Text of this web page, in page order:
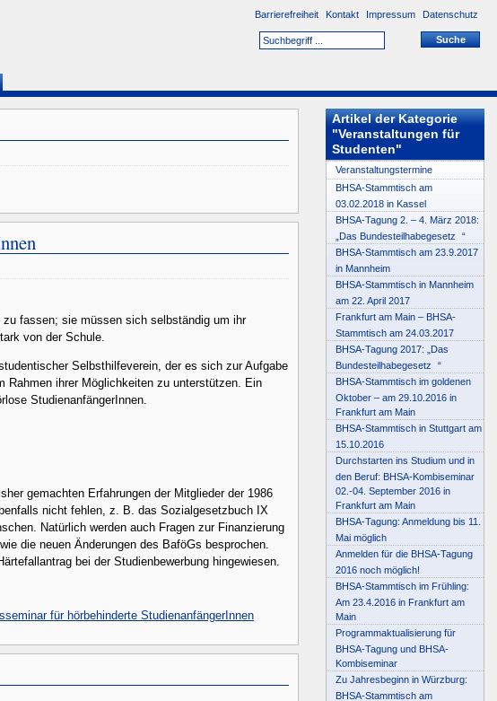
Barrierefreiheit Kontakt Impressum Datenschutz
fassen; sie müssen sich selbständig um ihr
von der Schule.
Selbsthilfeverein, der es sich zur Aufgabe
Rahmen ihrer Möglichkeiten zu unterstützen. Ein
StudienanfängerInnen.
gemachten Erfahrungen der Mitglieder der 1986
nicht fehlen, z. B. das Sozialgesetzbuch IX
Natürlich werden auch Fragen zur Finanzierung
die neuen Änderungen des BaföGs besprochen.
bei der Studienbewerbung hingewiesen.
für hörbehinderte StudienanfängerInnen
Artikel der Kategorie
"Veranstaltungen für
Studenten"
Veranstaltungstermine
BHSA-Stammtisch am
03.02.2018 in Kassel
BHSA-Tagung 2. – 4. März 2018:
„Das Bundesteilhabegesetz “
BHSA-Stammtisch am 23.9.2017
in Mannheim
BHSA-Stammtisch in Mannheim
am 22. April 2017
Frankfurt am Main – BHSA-
Stammtisch am 24.03.2017
BHSA-Tagung 2017: „Das
Bundesteilhabegesetz “
BHSA-Stammtisch im goldenen
Oktober – am 29.10.2016 in
Frankfurt am Main
BHSA-Stammtisch in Stuttgart am
15.10.2016
Durchstarten ins Studium und in
den Beruf: BHSA-Kombiseminar
02.-04. September 2016 in
Frankfurt am Main
BHSA-Tagung: Anmeldung bis 11.
Mai möglich
Anmelden für die BHSA-Tagung
2016 noch möglich!
BHSA-Stammtisch im Frühling:
Am 23.4.2016 in Frankfurt am
Main
Programmaktualisierung für
BHSA-Tagung und BHSA-
Kombiseminar
Zu Jahresbeginn in Würzburg:
BHSA-Stammtisch am